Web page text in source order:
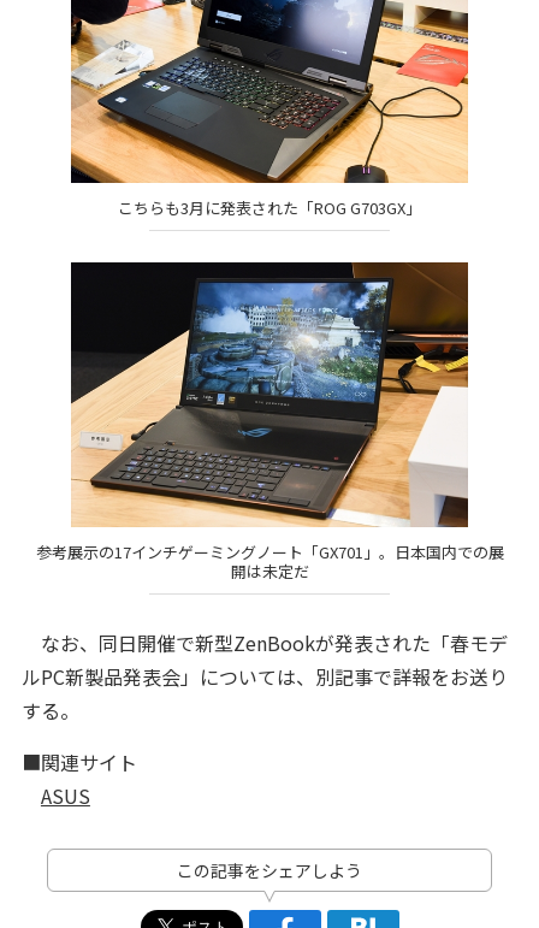
こちらも3月に発表された「ROG G703GX」
参考展示の17インチゲーミングノート「GX701」。日本国内での展
開は未定だ
なお、同日開催で新型ZenBookが発表された「春モデ
ルPC新製品発表会」については、別記事で詳報をお送り
する。
■関連サイト
ASUS
この記事をシェアしよう